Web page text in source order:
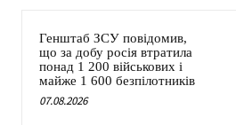
Генштаб ЗСУ повідомив,
що за добу росія втратила
понад 1 200 військових і
майже 1 600 безпілотників
07.08.2026